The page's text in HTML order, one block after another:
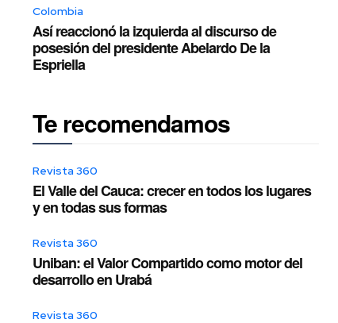
Colombia
Así reaccionó la izquierda al discurso de
posesión del presidente Abelardo De la
Espriella
Te recomendamos
Revista 360
El Valle del Cauca: crecer en todos los lugares
y en todas sus formas
Revista 360
Uniban: el Valor Compartido como motor del
desarrollo en Urabá
Revista 360